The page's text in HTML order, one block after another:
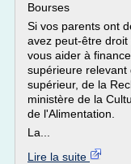
Bourses
Si vos parents ont
avez peut-être
vous aider à
supérieure relevant
supérieur, de la
ministère de la
de l'Alimentation.
La...
Lire la suite